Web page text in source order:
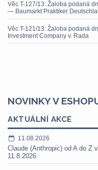
Věc T-127/13: Žaloba podaná
— Baumarkt Praktiker
Věc T-121/13: Žaloba podaná
Investment Company v. Rada
NOVINKY V
AKTUÁLNÍ AKCE
11.08.2026
Claude (Anthropic) od A do Z
11.8.2026